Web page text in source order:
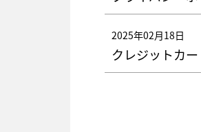
2025年02月18日
クレジットカ